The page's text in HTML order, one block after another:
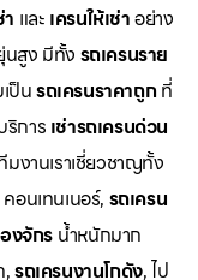
และ เครนให้เช่าอย่าง
นสูง มีทั้งรถเครนราย
ป็นรถเครนราคาถูกที่
ริการ เช่ารถเครนด่วน
งานเราเชี่ยวชาญทั้ง
คอนเทนเนอร์, รถเครน
งจักร น้ำหนักมาก
,รถเครนงานโกดัง, ไป